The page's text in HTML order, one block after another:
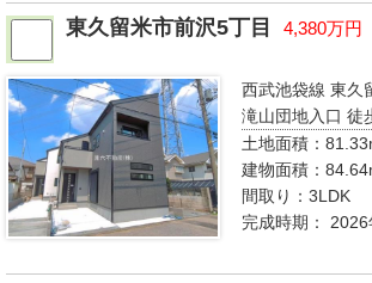
東久留米市前沢5丁目 4,380万円
西武池袋線 東久
滝山団地入口 徒
土地面積：
建物面積：
間取り：3LDK
完成時期： 2026